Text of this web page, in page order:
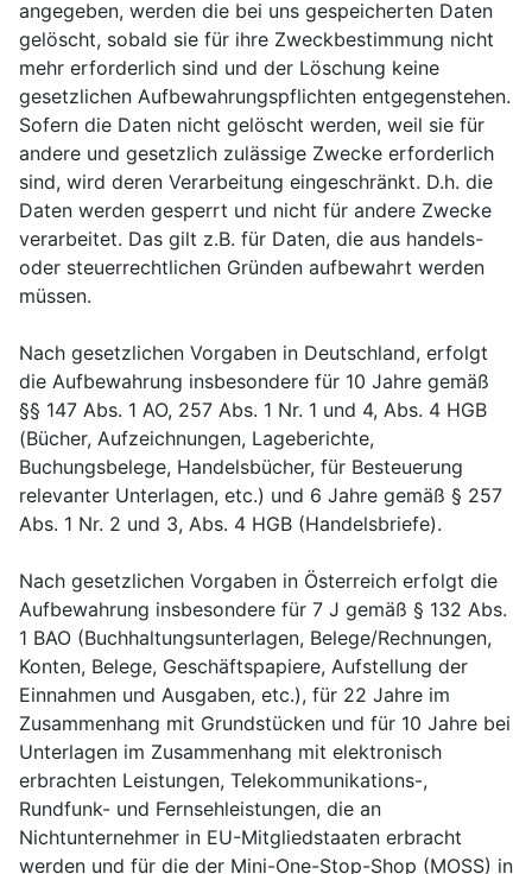
angegeben, werden die bei uns gespeicherten Daten
gelöscht, sobald sie für ihre Zweckbestimmung nicht
mehr erforderlich sind und der Löschung keine
gesetzlichen Aufbewahrungspflichten entgegenstehen.
Sofern die Daten nicht gelöscht werden, weil sie für
andere und gesetzlich zulässige Zwecke erforderlich
sind, wird deren Verarbeitung eingeschränkt. D.h. die
Daten werden gesperrt und nicht für andere Zwecke
verarbeitet. Das gilt z.B. für Daten, die aus handels-
oder steuerrechtlichen Gründen aufbewahrt werden
müssen.
Nach gesetzlichen Vorgaben in Deutschland, erfolgt
die Aufbewahrung insbesondere für 10 Jahre gemäß
§§ 147 Abs. 1 AO, 257 Abs. 1 Nr. 1 und 4, Abs. 4 HGB
(Bücher, Aufzeichnungen, Lageberichte,
Buchungsbelege, Handelsbücher, für Besteuerung
relevanter Unterlagen, etc.) und 6 Jahre gemäß § 257
Abs. 1 Nr. 2 und 3, Abs. 4 HGB (Handelsbriefe).
Nach gesetzlichen Vorgaben in Österreich erfolgt die
Aufbewahrung insbesondere für 7 J gemäß § 132 Abs.
1 BAO (Buchhaltungsunterlagen, Belege/Rechnungen,
Konten, Belege, Geschäftspapiere, Aufstellung der
Einnahmen und Ausgaben, etc.), für 22 Jahre im
Zusammenhang mit Grundstücken und für 10 Jahre bei
Unterlagen im Zusammenhang mit elektronisch
erbrachten Leistungen, Telekommunikations-,
Rundfunk- und Fernsehleistungen, die an
Nichtunternehmer in EU-Mitgliedstaaten erbracht
werden und für die der Mini-One-Stop-Shop (MOSS) in